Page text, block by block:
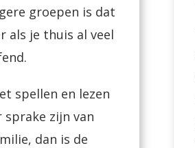
groepen is dat
als je thuis al veel
spellen en lezen
zijn van
dan is de